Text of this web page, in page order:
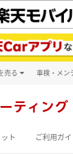
売る 車検・メン
キ
洗
ティング
ト ご利用ガイ